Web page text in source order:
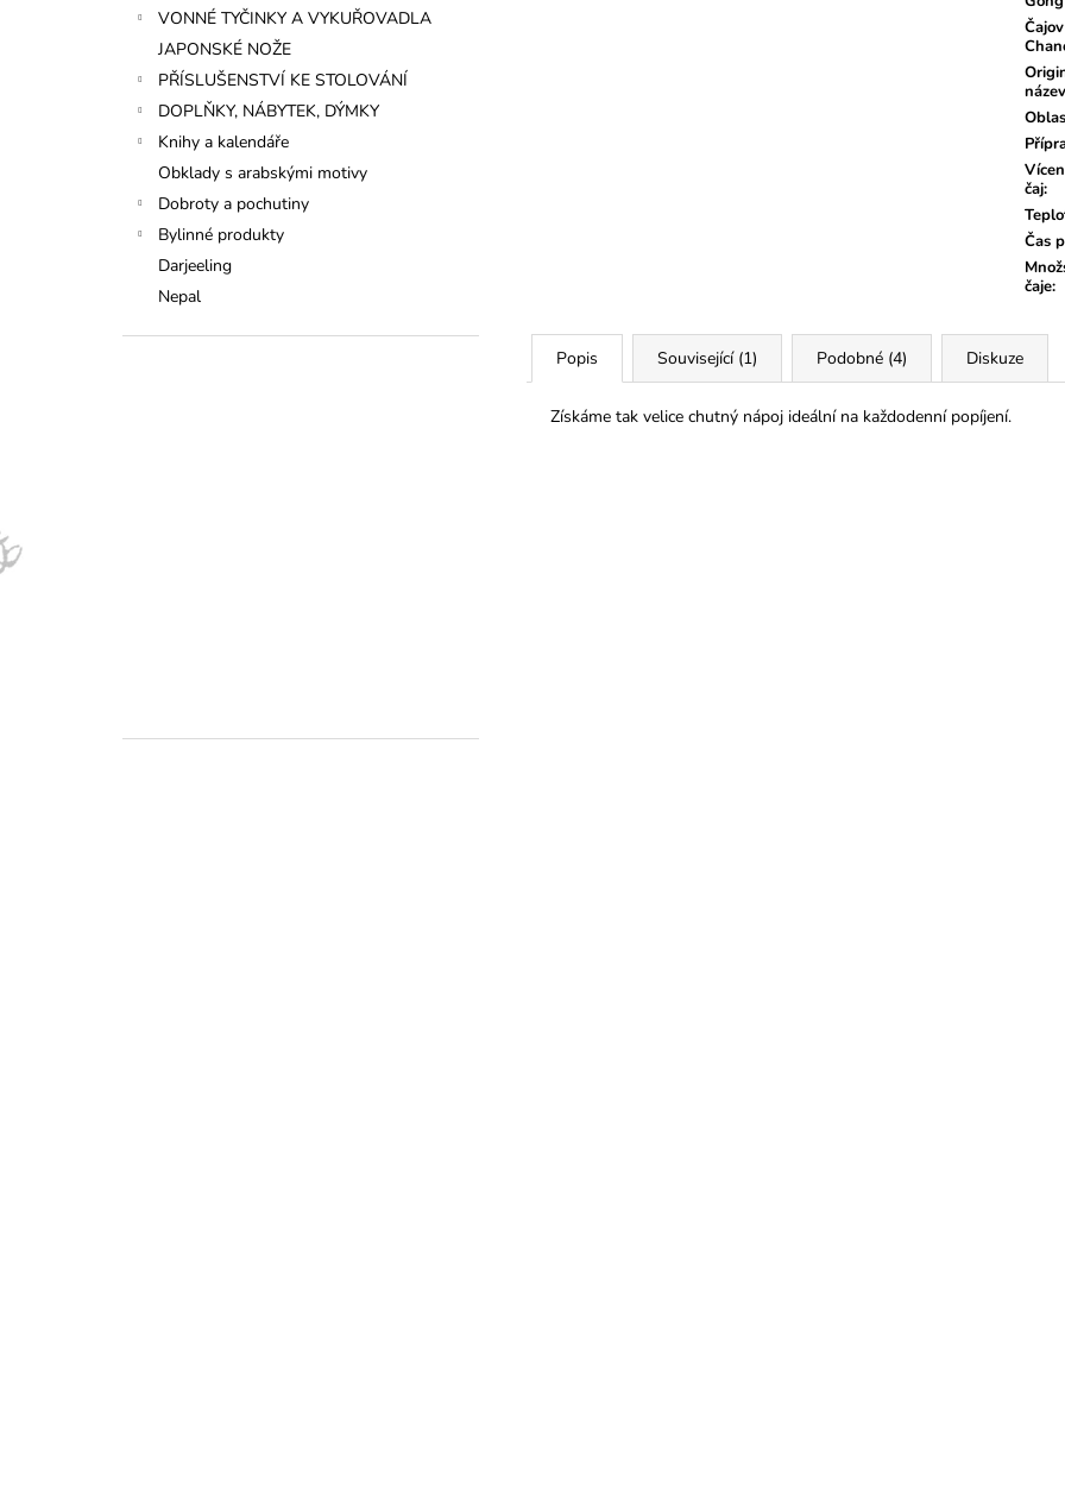
VONNÉ TYČINKY A VYKUŘOVADLA
JAPONSKÉ NOŽE
PŘÍSLUŠENSTVÍ KE STOLOVÁNÍ
DOPLŇKY, NÁBYTEK, DÝMKY
Knihy a kalendáře
Obklady s arabskými motivy
Dobroty a pochutiny
Bylinné produkty
Darjeeling
Nepal
název
čaj:
Čas
čaje:
Popis Související (1) Podobné (4) Diskuze
Získáme tak velice chutný nápoj ideální na každodenní popíjení.